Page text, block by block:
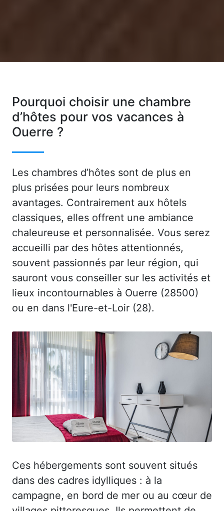
Pourquoi choisir une chambre
d’hôtes pour vos vacances à
Ouerre ?
Les chambres d’hôtes sont de plus en
plus prisées pour leurs nombreux
avantages. Contrairement aux hôtels
classiques, elles offrent une ambiance
chaleureuse et personnalisée. Vous serez
accueilli par des hôtes attentionnés,
souvent passionnés par leur région, qui
sauront vous conseiller sur les activités et
lieux incontournables à Ouerre (28500)
ou en dans l'Eure-et-Loir (28).
Ces hébergements sont souvent situés
dans des cadres idylliques : à la
campagne, en bord de mer ou au cœur de